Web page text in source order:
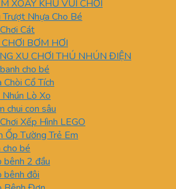
XOAY KHU VUI CHƠI
Trượt Nhựa Cho Bé
Cát
BƠM HƠI
XU CHƠI THÚ NHÚN ĐIỆN
cho bé
Chòi Cổ Tích
Nhún Lò Xo
chui con sâu
Xếp Hình LEGO
Ốp Tường Trẻ Em
cho bé
bênh 2 đầu
bênh đôi